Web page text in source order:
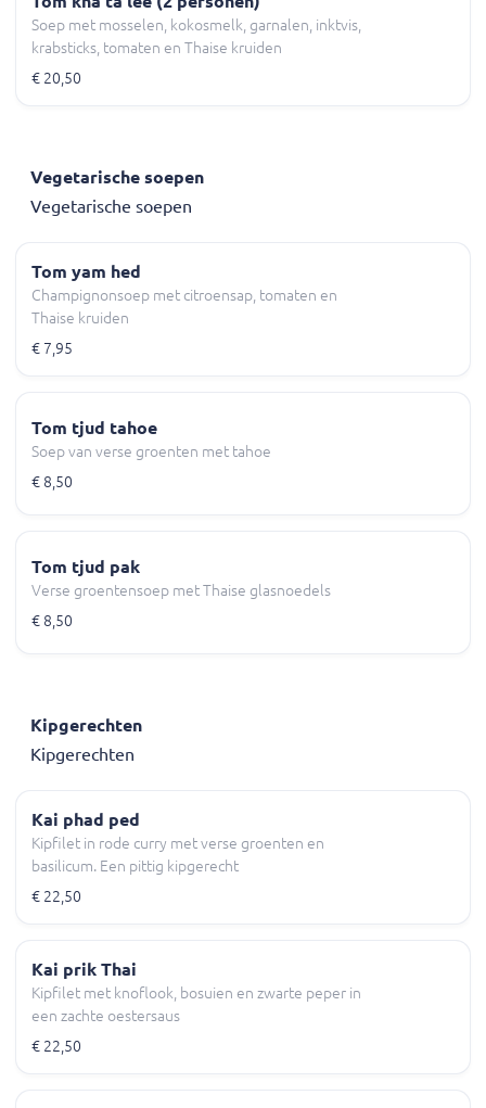
Soep met mosselen, kokosmelk, garnalen, inktvis,
krabsticks, tomaten en Thaise kruiden
€ 20,50
Vegetarische soepen
Vegetarische soepen
Tom yam hed
Champignonsoep met citroensap, tomaten en
Thaise kruiden
€ 7,95
Tom tjud tahoe
Soep van verse groenten met tahoe
€ 8,50
Tom tjud pak
Verse groentensoep met Thaise glasnoedels
€ 8,50
Kipgerechten
Kipgerechten
Kai phad ped
Kipfilet in rode curry met verse groenten en
basilicum. Een pittig kipgerecht
€ 22,50
Kai prik Thai
Kipfilet met knoflook, bosuien en zwarte peper in
een zachte oestersaus
€ 22,50